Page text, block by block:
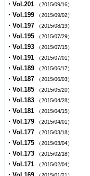
・Vol.201 （2015/09/16）
・Vol.199 （2015/09/02）
・Vol.197 （2015/08/19）
・Vol.195 （2015/07/29）
・Vol.193 （2015/07/15）
・Vol.191 （2015/07/01）
・Vol.189 （2015/06/17）
・Vol.187 （2015/06/03）
・Vol.185 （2015/05/20）
・Vol.183 （2015/04/28）
・Vol.181 （2015/04/15）
・Vol.179 （2015/04/01）
・Vol.177 （2015/03/18）
・Vol.175 （2015/03/04）
・Vol.173 （2015/02/18）
・Vol.171 （2015/02/04）